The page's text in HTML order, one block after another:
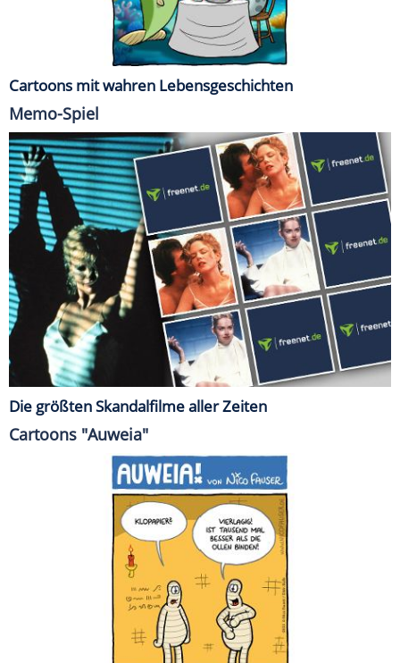
Cartoons mit wahren Lebensgeschichten
Memo-Spiel
Die größten Skandalfilme aller Zeiten
Cartoons "Auweia"